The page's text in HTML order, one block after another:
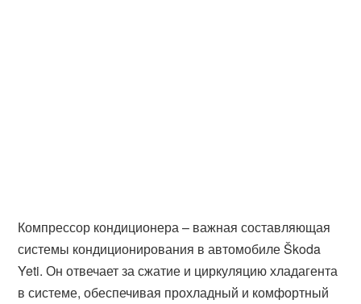
Компрессор кондиционера – важная составляющая
системы кондиционирования в автомобиле Škoda
Yeti. Он отвечает за сжатие и циркуляцию хладагента
в системе, обеспечивая прохладный и комфортный